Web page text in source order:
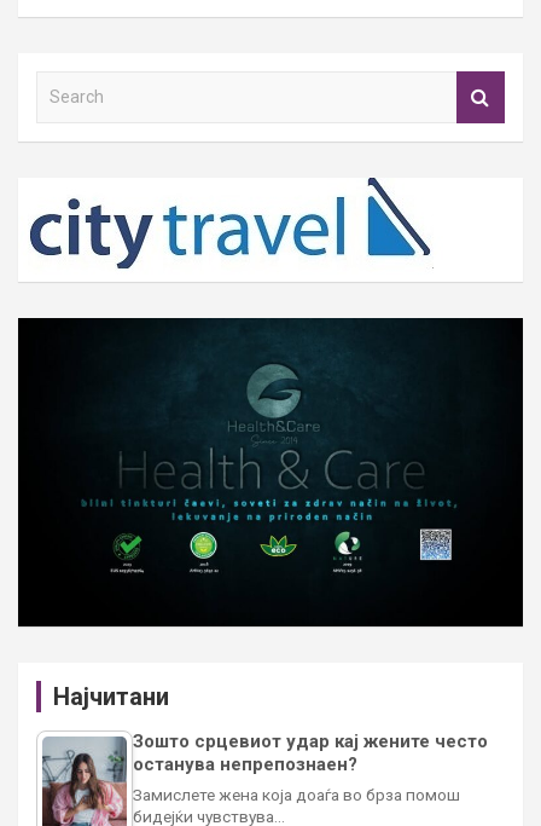
h
Најчитани
Зошто срцевиот удар кај жените често
останува непрепознаен?
Замислете жена која доаѓа во брза помош
бидејќи чувствува…